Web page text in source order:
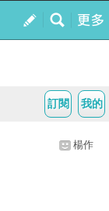
我的
訂閱
楊作